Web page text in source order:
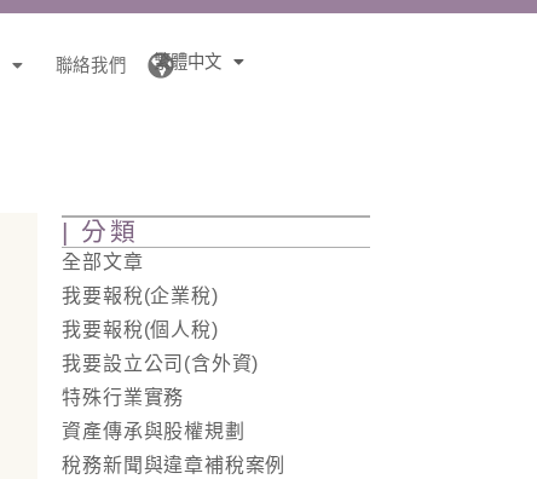
聯絡我們 繁體中文
| 分類
全部文章
我要報稅(企業稅)
我要報稅(個人稅)
我要設立公司(含外資)
特殊行業實務
資產傳承與股權規劃
稅務新聞與違章補稅案例